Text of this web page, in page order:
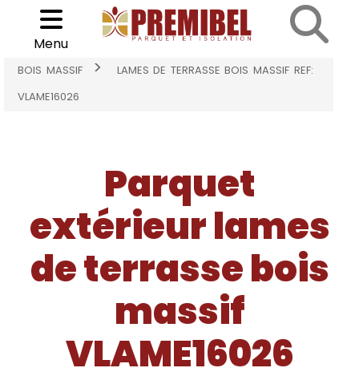
Choisir son parquet
Menu
ACCUEIL
PARQUET EXTÉRIEUR LAMES DE TERRASSE
BOIS MASSIF
>
LAMES DE TERRASSE BOIS MASSIF REF:
VLAME16026
Parquet
extérieur lames
de terrasse bois
massif
VLAME16026
Cookies management panel